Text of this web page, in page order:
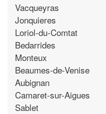
Vacqueyras
Jonquieres
Loriol-du-Comtat
Bedarrides
Monteux
Beaumes-de-Venise
Aubignan
Camaret-sur-Aigues
Sablet